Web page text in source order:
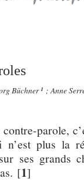
Büchner¹ ; Anne
contre-parole,
n’est plus la
ses grands
[1]